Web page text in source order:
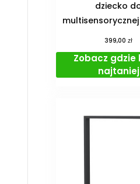
dziecko
399,00zł
Zobacz gdzie
najtaniej